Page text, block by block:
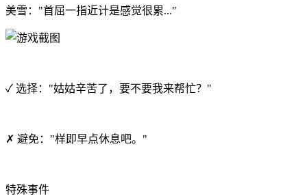
美雪："首屈一指近计是感觉很累..."
✓ 选择："姑姑辛苦了，要不要我来帮忙？"
✗ 避免："样即早点休息吧。"
特殊事件